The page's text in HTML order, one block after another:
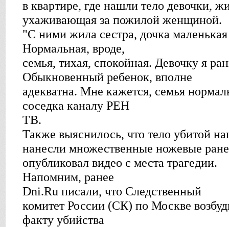
в квартире, где нашли тело девочки,
ухаживающая за пожилой женщиной.
"С ними жила сестра, дочка
Нормальная, вроде,
семья, тихая, спокойная. Девочку я
Обыкновенный ребенок, вполне
адекватна. Мне кажется, семья
соседка каналу РЕН
ТВ.
Также выяснилось, что тело убитой
нанесли множественные ножевые
опубликовал видео с места трагедии.
Напомним, ранее
Dni.Ru писали, что Следственный
комитет России (СК) по Москве
факту убийства